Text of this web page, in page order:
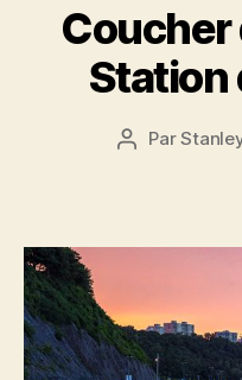
Coucher
Station
Auteur
Par